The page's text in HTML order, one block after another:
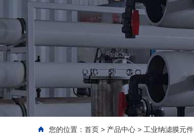
您的位置： 首页 > 产品中心 > 工业纳滤膜元件